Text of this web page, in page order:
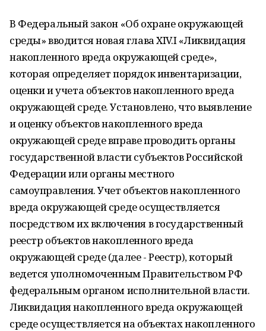
В Федеральный закон «Об охране окружающей
среды» вводится новая глава XIV.I «Ликвидация
накопленного вреда окружающей среде»,
которая определяет порядок инвентаризации,
оценки и учета объектов накопленного вреда
окружающей среде. Установлено, что выявление
и оценку объектов накопленного вреда
окружающей среде вправе проводить органы
государственной власти субъектов Российской
Федерации или органы местного
самоуправления. Учет объектов накопленного
вреда окружающей среде осуществляется
посредством их включения в государственный
реестр объектов накопленного вреда
окружающей среде (далее - Реестр), который
ведется уполномоченным Правительством РФ
федеральным органом исполнительной власти.
Ликвидация накопленного вреда окружающей
среде осуществляется на объектах накопленного